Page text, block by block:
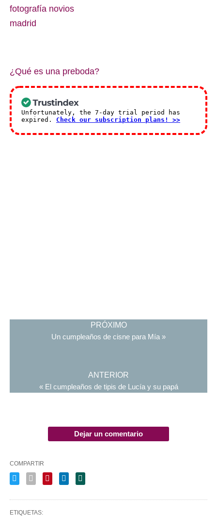
¿Qué es una preboda?
PRÓXIMO
Un cumpleaños de cisne para Mía »
ANTERIOR
« El cumpleaños de tipis de Lucía y su papá
Dejar un comentario
COMPARTIR
ETIQUETAS: